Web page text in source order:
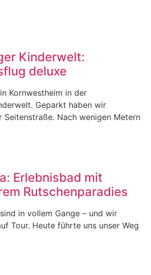
Kinderwelt:
deluxe
Kornwestheim in der
Geparkt haben wir
Seitenstraße. Nach wenigen Metern
Erlebnisbad mit
Rutschenparadies
in vollem Gange – und wir
Tour. Heute führte uns unser Weg